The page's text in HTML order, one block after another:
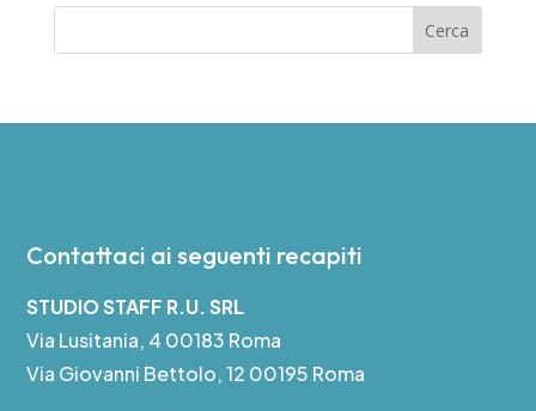
Contattaci ai seguenti recapiti
STUDIO STAFF R.U. SRL
Via Lusitania, 4 00183 Roma
Via Giovanni Bettolo, 12 00195 Roma